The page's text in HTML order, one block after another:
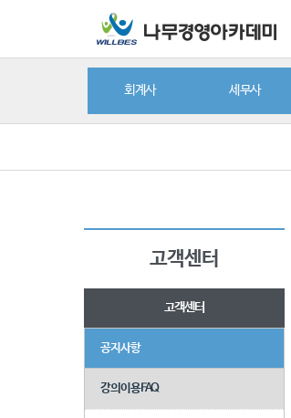
회계사 세무사
고객센터
고객센터
공지사항
강의이용FAQ